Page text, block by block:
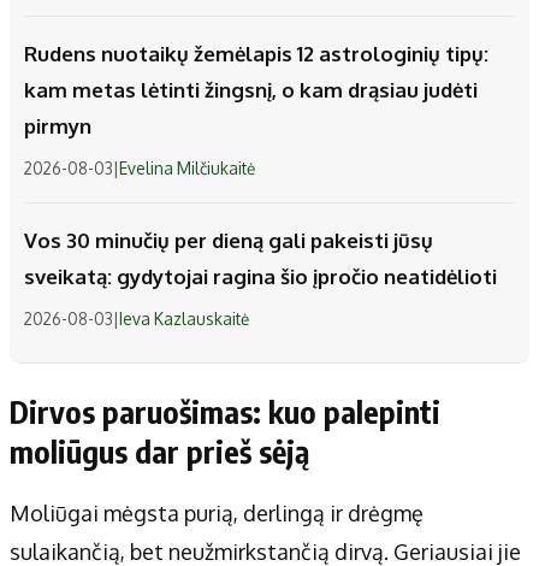
Rudens nuotaikų žemėlapis 12 astrologinių tipų:
kam metas lėtinti žingsnį, o kam drąsiau judėti
pirmyn
2026-08-03|Evelina Milčiukaitė
Vos 30 minučių per dieną gali pakeisti jūsų
sveikatą: gydytojai ragina šio įpročio neatidėlioti
2026-08-03|Ieva Kazlauskaitė
Dirvos paruošimas: kuo palepinti
moliūgus dar prieš sėją
Moliūgai mėgsta purią, derlingą ir drėgmę
sulaikančią, bet neužmirkstančią dirvą. Geriausiai jie